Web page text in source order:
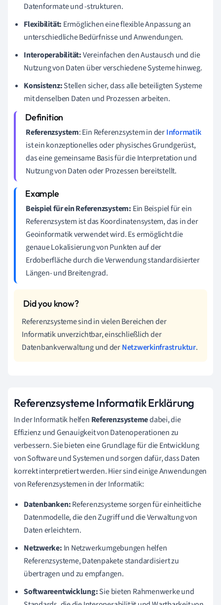
Datenformate und -strukturen.
Flexibilität: Ermöglichen eine flexible Anpassung an
unterschiedliche Bedürfnisse und Anwendungen.
Interoperabilität:Vereinfachen den Austausch und die
Nutzung von Daten über verschiedene Systeme hinweg.
Konsistenz:Stellen sicher, dass alle beteiligten Systeme
mit denselben Daten und Prozessen arbeiten.
Referenzsystem: Ein Referenzsystem in derInformatik
ist ein konzeptionelles oder physisches Grundgerüst,
das eine gemeinsame Basis für die Interpretation und
Nutzung von Daten oder Prozessen bereitstellt.
Beispiel für ein Referenzsystem: Ein Beispiel für ein
Referenzsystem ist das Koordinatensystem, das in der
Geoinformatik verwendet wird. Es ermöglicht die
genaue Lokalisierung von Punkten auf der
Erdoberfläche durch die Verwendung standardisierter
Längen- und Breitengrad.
Referenzsysteme sind in vielen Bereichen der
Informatik unverzichtbar, einschließlich der
Datenbankverwaltung und derNetzwerkinfrastruktur.
Referenzsysteme Informatik Erklärung
In der Informatik helfen Referenzsystemedabei, die
Effizienz und Genauigkeit von Datenoperationen zu
verbessern. Sie bieten eine Grundlage für die Entwicklung
von Software und Systemen und sorgen dafür, dass Daten
korrekt interpretiert werden. Hier sind einige Anwendungen
von Referenzsystemen in der Informatik:
Datenbanken:Referenzsysteme sorgen für einheitliche
Datenmodelle, die den Zugriff und die Verwaltung von
Daten erleichtern.
Netzwerke: In Netzwerkumgebungen helfen
Referenzsysteme, Datenpakete standardisiert zu
übertragen und zu empfangen.
Softwareentwicklung:Sie bieten Rahmenwerke und